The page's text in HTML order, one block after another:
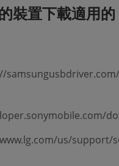
裝置下載適用的
us/support/